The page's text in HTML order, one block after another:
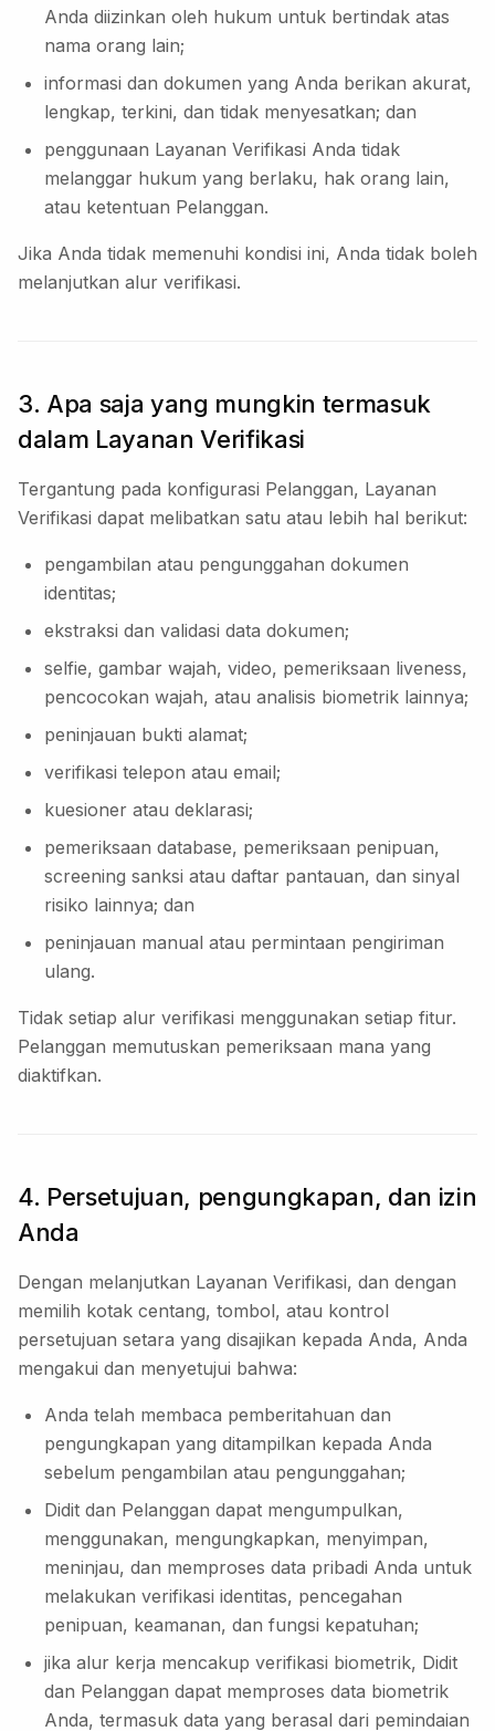
Anda diizinkan oleh hukum untuk bertindak atas
nama orang lain;
informasi dan dokumen yang Anda berikan akurat,
lengkap, terkini, dan tidak menyesatkan; dan
penggunaan Layanan Verifikasi Anda tidak
melanggar hukum yang berlaku, hak orang lain,
atau ketentuan Pelanggan.
Jika Anda tidak memenuhi kondisi ini, Anda tidak boleh
melanjutkan alur verifikasi.
3. Apa saja yang mungkin termasuk
dalam Layanan Verifikasi
Tergantung pada konfigurasi Pelanggan, Layanan
Verifikasi dapat melibatkan satu atau lebih hal berikut:
pengambilan atau pengunggahan dokumen
identitas;
ekstraksi dan validasi data dokumen;
selfie, gambar wajah, video, pemeriksaan liveness,
pencocokan wajah, atau analisis biometrik lainnya;
peninjauan bukti alamat;
verifikasi telepon atau email;
kuesioner atau deklarasi;
pemeriksaan database, pemeriksaan penipuan,
screening sanksi atau daftar pantauan, dan sinyal
risiko lainnya; dan
peninjauan manual atau permintaan pengiriman
ulang.
Tidak setiap alur verifikasi menggunakan setiap fitur.
Pelanggan memutuskan pemeriksaan mana yang
diaktifkan.
4. Persetujuan, pengungkapan, dan izin
Anda
Dengan melanjutkan Layanan Verifikasi, dan dengan
memilih kotak centang, tombol, atau kontrol
persetujuan setara yang disajikan kepada Anda, Anda
mengakui dan menyetujui bahwa:
Anda telah membaca pemberitahuan dan
pengungkapan yang ditampilkan kepada Anda
sebelum pengambilan atau pengunggahan;
Didit dan Pelanggan dapat mengumpulkan,
menggunakan, mengungkapkan, menyimpan,
meninjau, dan memproses data pribadi Anda untuk
melakukan verifikasi identitas, pencegahan
penipuan, keamanan, dan fungsi kepatuhan;
jika alur kerja mencakup verifikasi biometrik, Didit
dan Pelanggan dapat memproses data biometrik
Anda, termasuk data yang berasal dari pemindaian